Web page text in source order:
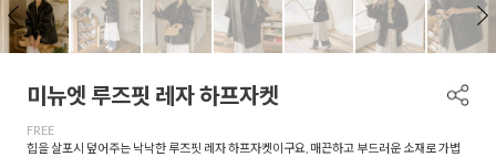
미뉴엣 루즈핏 레자 하프자켓
FREE
힙을 살포시 덮어주는 낙낙한 루즈핏 레자 하프자켓이구요, 매끈하고 부드러운 소재로 가볍